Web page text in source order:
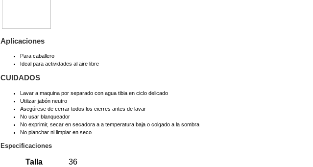
Aplicaciones
Para caballero
Ideal para actividades al aire libre
CUIDADOS
Lavar a maquina por separado con agua tibia en ciclo delicado
Utilizar jabón neutro
Asegúrese de cerrar todos los cierres antes de lavar
No usar blanqueador
No exprimir, secar en secadora a a temperatura baja o colgado a la sombra
No planchar ni limpiar en seco
Especificaciones
Talla
36